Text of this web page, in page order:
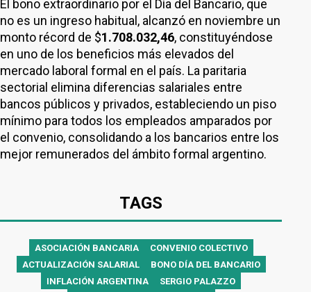
El bono extraordinario por el Día del Bancario, que
no es un ingreso habitual, alcanzó en noviembre un
monto récord de $1.708.032,46, constituyéndose
en uno de los beneficios más elevados del
mercado laboral formal en el país. La paritaria
sectorial elimina diferencias salariales entre
bancos públicos y privados, estableciendo un piso
mínimo para todos los empleados amparados por
el convenio, consolidando a los bancarios entre los
mejor remunerados del ámbito formal argentino.
TAGS
ASOCIACIÓN BANCARIA
CONVENIO COLECTIVO
ACTUALIZACIÓN SALARIAL
BONO DÍA DEL BANCARIO
INFLACIÓN ARGENTINA
SERGIO PALAZZO